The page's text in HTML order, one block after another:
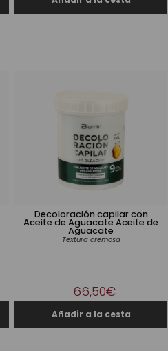
Decoloración capilar con
Aceite de Aguacate Aceite de
Aguacate
Textura cremosa
66,50€